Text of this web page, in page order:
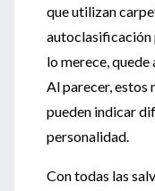
que utilizan
autoclasificación
lo merece,
Al parecer, estos
pueden indicar
personalidad.
Con todas las